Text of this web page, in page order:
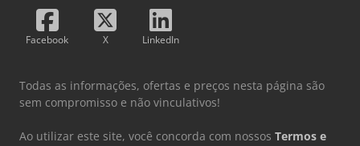
Facebook X LinkedIn
Todas as informações, ofertas e preços nesta página são
sem compromisso e não vinculativos!
Ao utilizar este site, você concorda com nossos Termos e